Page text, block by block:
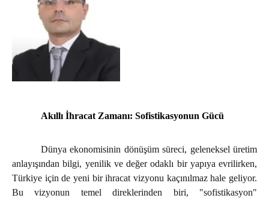
Akıllı İhracat Zamanı: Sofistikasyonun Gücü
Dünya ekonomisinin dönüşüm süreci, geleneksel üretim
anlayışından bilgi, yenilik ve değer odaklı bir yapıya evrilirken,
Türkiye için de yeni bir ihracat vizyonu kaçınılmaz hale geliyor.
Bu vizyonun temel direklerinden biri, "sofistikasyon"